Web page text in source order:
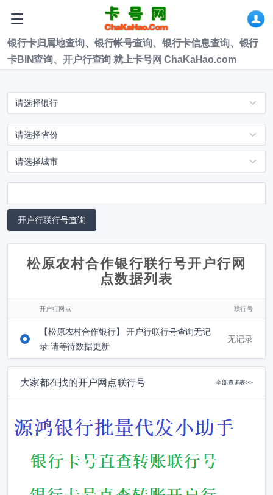
银行卡归属地查询、银行帐号查询、银行卡信息查询、银行
卡BIN查询、开户行查询 就上卡号网 ChaKaHao.com
松原农村合作银行联行号开户行网
点数据列表
开户行网点 联行号
【松原农村合作银行】 开户行联行号查询无记
录 请等待数据更新
无记录
大家都在找的开户网点联行号 全部查询表>>